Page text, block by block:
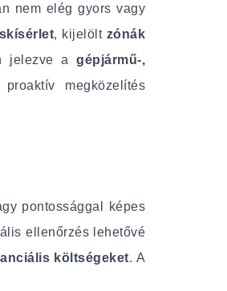
nem elég gyors vagy
, kijelölt zónák
jelezve a gépjármű-,
megközelítés
pontossággal képes
ellenőrzés lehetővé
költségeket. A